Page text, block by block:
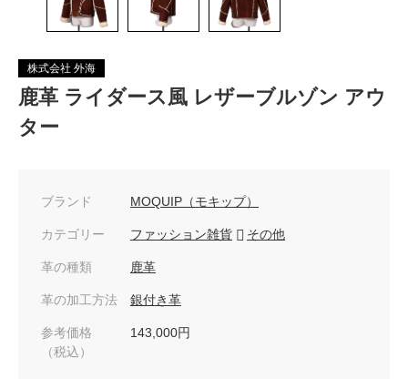
株式会社 外海
鹿革 ライダース風 レザーブルゾン アウ
ター
ブランド MOQUIP（モキップ）
カテゴリー ファッション雑貨 その他
革の種類 鹿革
革の加工方法 銀付き革
参考価格
（税込）
143,000円